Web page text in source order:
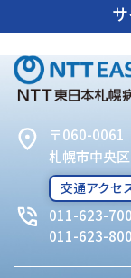
〒060-0061
札幌市中央
交通アクセ
011-623-
011-623-